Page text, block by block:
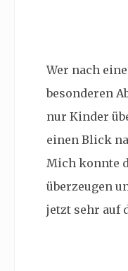
Wer nach
besonderen
nur Kinder
einen Blick
Mich konnte
überzeugen
jetzt sehr auf